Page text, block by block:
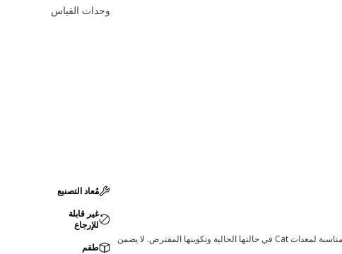
وحدات القياس
قد تؤدي أي تغييرات في ضبط الشركة المصنعة إلى عدم ملاءمة المنتج لمعدات Cat لديك. يرجى استشارة وكيل Cat لديك قبل الشراء للتأكد من أن هذه القطعة مناسبة لمعدات Cat في حالتها الحالية وتكوينها المفترض. لا يضمن
مُعاد التصنيع
غير قابلة
للإرجاع
طقم